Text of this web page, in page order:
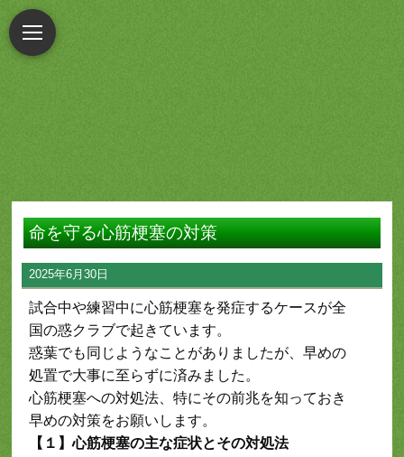
命を守る心筋梗塞の対策
2025年6月30日
試合中や練習中に心筋梗塞を発症するケースが全
国の惑クラブで起きています。
惑葉でも同じようなことがありましたが、早めの
処置で大事に至らずに済みました。
心筋梗塞への対処法、特にその前兆を知っておき
早めの対策をお願いします。
【１】心筋梗塞の主な症状とその対処法